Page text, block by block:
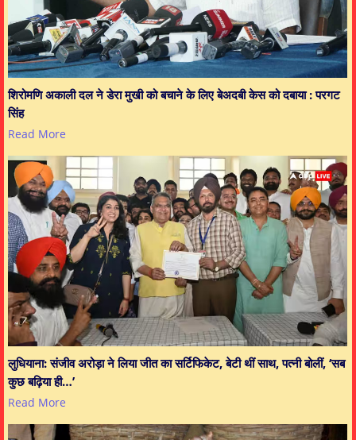
शिरोमणि अकाली दल ने डेरा मुखी को बचाने के लिए बेअदबी केस को दबाया : परगट
सिंह
Read More
लुधियाना: संजीव अरोड़ा ने लिया जीत का सर्टिफिकेट, बेटी थीं साथ, पत्नी बोलीं, ‘सब
कुछ बढ़िया ही…’
Read More